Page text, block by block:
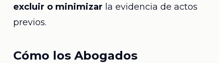
excluir o minimizar la evidencia de actos
previos.
Cómo los Abogados